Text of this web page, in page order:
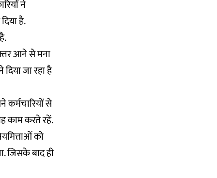
ने
है.
आने से मना
जा रहा है
से
काम करते रहें.
को
जिसके बाद ही